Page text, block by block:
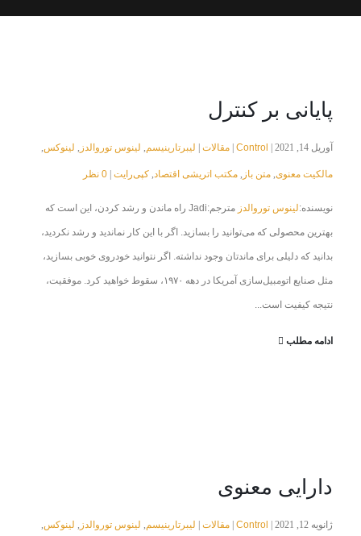
پایانی بر کنترل
آوریل 14, 2021 | Control مقالات لیبرتارینیسم , لینوس توروالدز , لینوکس,
مالکیت معنوی, متن باز , مکتب اتریشی اقتصاد , کپی‌رایت 0 نظر
نویسنده:لینوس توروالدز مترجم:Jadi راه ماندن و رشد کردن، این است که
بهترین محصولی که می‌توانید را بسازید. اگر با این کار نماندید و رشد نکردید،
بدانید که دلیلی برای ماندتان وجود نداشته. اگر نتوانید خودروی خوبی بسازید،
مثل صنایع اتومبیل‌سازی آمریکا در دهه ۱۹۷۰، سقوط خواهید کرد. موفقیت،
نتیجه کیفیت است...
ادامه مطلب
دارایی معنوی
ژانویه 12, 2021 | Control مقالات لیبرتارینیسم , لینوس توروالدز , لینوکس,